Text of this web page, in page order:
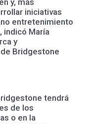
y, más
iniciativas
entretenimiento
indicó María
y
Bridgestone
tendrá
de los
o en la